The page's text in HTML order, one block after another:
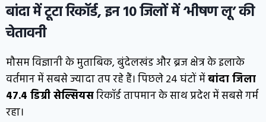
बांदा में टूटा रिकॉर्ड, इन 10 जिलों में ‘भीषण लू’ की
चेतावनी
मौसम विज्ञानी के मुताबिक, बुंदेलखंड और ब्रज क्षेत्र के इलाके
वर्तमान में सबसे ज्यादा तप रहे हैं। पिछले 24 घंटों मेंबांदा जिला
47.4 डिग्री सेल्सियसरिकॉर्ड तापमान के साथ प्रदेश में सबसे गर्म
रहा।